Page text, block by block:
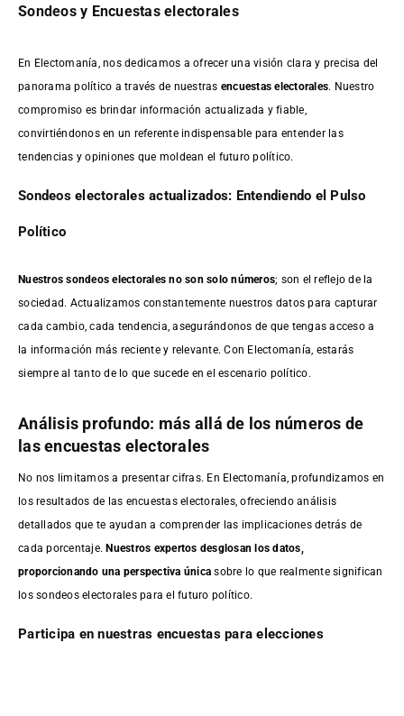
Sondeos y Encuestas electorales
En Electomanía, nos dedicamos a ofrecer una visión clara y precisa del
panorama político a través de nuestras encuestas electorales. Nuestro
compromiso es brindar información actualizada y fiable,
convirtiéndonos en un referente indispensable para entender las
tendencias y opiniones que moldean el futuro político.
Sondeos electorales actualizados: Entendiendo el Pulso
Político
Nuestros sondeos electorales no son solo números; son el reflejo de la
sociedad. Actualizamos constantemente nuestros datos para capturar
cada cambio, cada tendencia, asegurándonos de que tengas acceso a
la información más reciente y relevante. Con Electomanía, estarás
siempre al tanto de lo que sucede en el escenario político.
Análisis profundo: más allá de los números de
las encuestas electorales
No nos limitamos a presentar cifras. En Electomanía, profundizamos en
los resultados de las encuestas electorales, ofreciendo análisis
detallados que te ayudan a comprender las implicaciones detrás de
cada porcentaje.Nuestros expertos desglosan los datos,
proporcionando una perspectiva única sobre lo que realmente significan
los sondeos electorales para el futuro político.
Participa en nuestras encuestas para elecciones